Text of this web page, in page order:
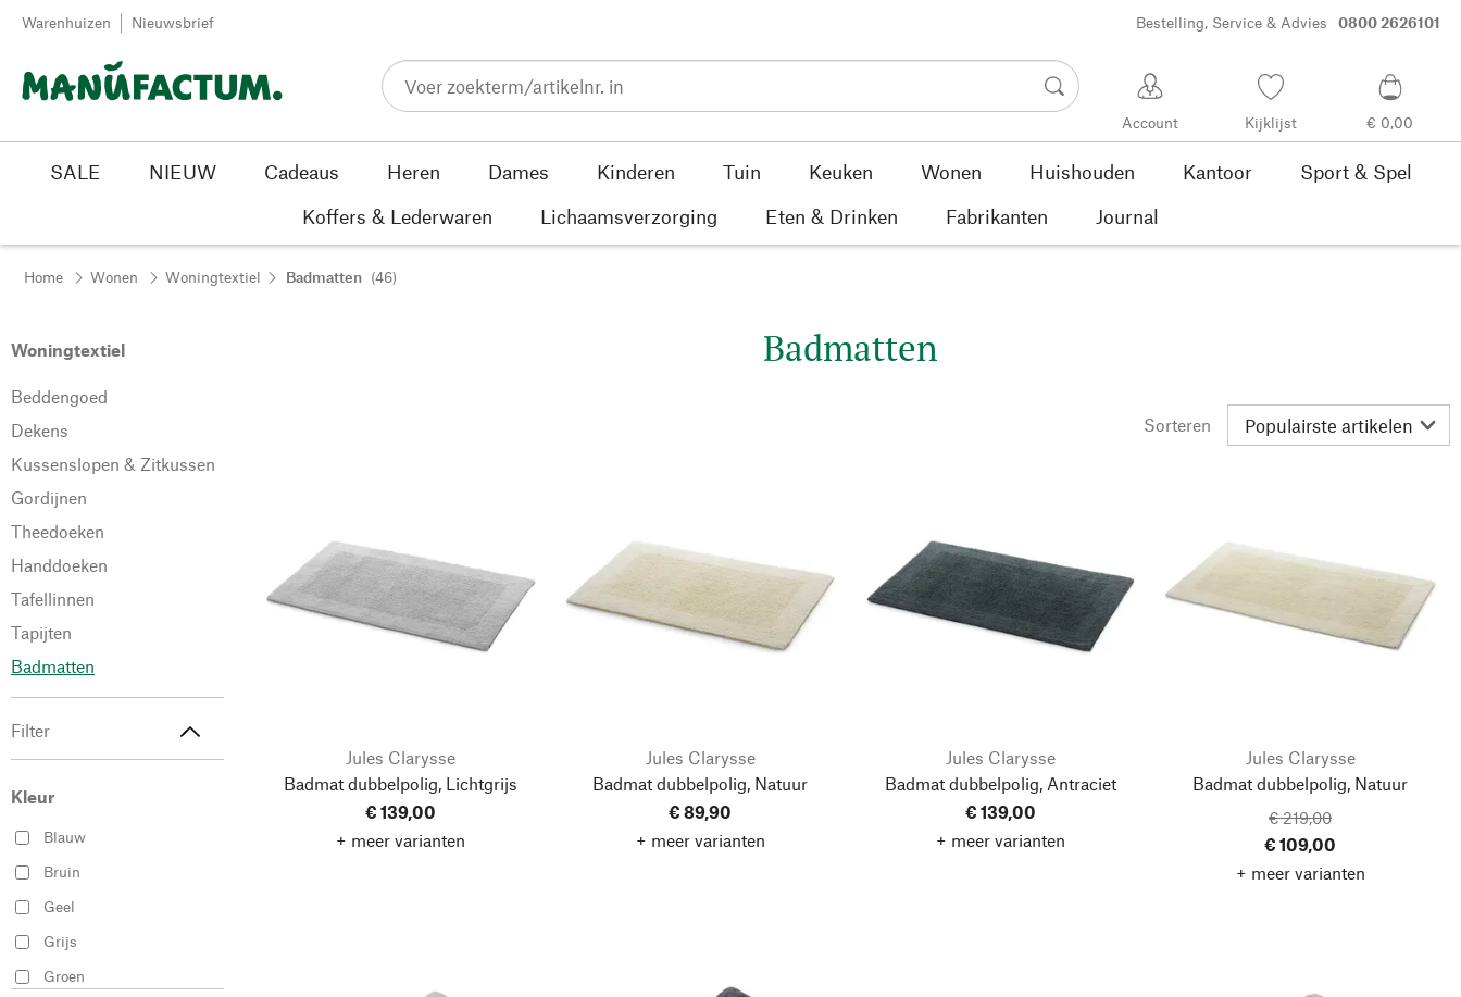
Passer au contenu
Warenhuizen Nieuwsbrief Bestelling, Service & Advies 0800 2626101
Account Kijklijst € 0,00
SALE NIEUW Cadeaus Heren Dames Kinderen Tuin Keuken Wonen Huishouden Kantoor
Sport & Spel
Koffers & Lederwaren
Lichaamsverzorging Eten & Drinken Fabrikanten Journal
Home Wonen Woningtextiel Badmatten (46)
Woningtextiel
Beddengoed
Dekens
Kussenslopen & Zitkussen
Gordijnen
Theedoeken
Handdoeken
Tafellinnen
Tapijten
Badmatten
Filter
Kleur
Blauw
Bruin
Geel
Grijs
Groen
Badmatten
Sorteren
Jules Clarysse
Badmat dubbelpolig, Lichtgrijs
€ 139,00
+ meer varianten
Jules Clarysse
Badmat dubbelpolig, Natuur
€ 89,90
+ meer varianten
Jules Clarysse
Badmat dubbelpolig, Antraciet
€ 139,00
+ meer varianten
Jules Clarysse
Badmat dubbelpolig, Natuur
€ 219,00
€ 109,00
+ meer varianten